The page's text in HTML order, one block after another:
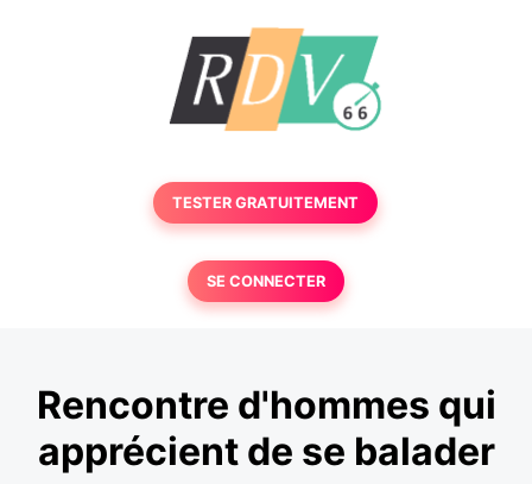
TESTER GRATUITEMENT
SE CONNECTER
Rencontre d'hommes qui
apprécient de se balader